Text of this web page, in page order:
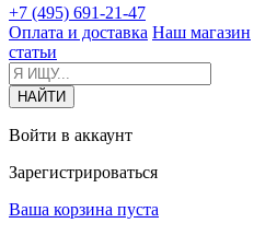
+7 (495) 691-21-47
Оплата и доставка Наш магазин
статьи
Войти в аккаунт
Зарегистрироваться
Ваша корзина пуста